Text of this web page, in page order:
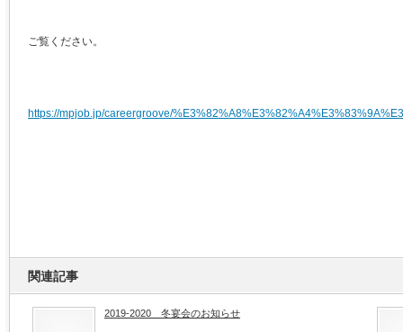
ご覧ください。
https://mpjob.jp/careergroove/
関連記事
2019-2020 冬宴会のお知らせ